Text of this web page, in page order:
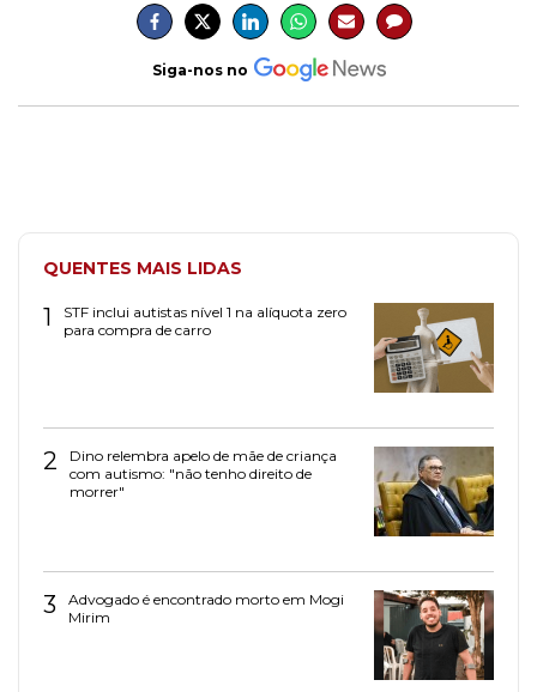
Siga-nos no
QUENTES MAIS LIDAS
1
STF inclui autistas nível 1 na alíquota zero
para compra de carro
2
Dino relembra apelo de mãe de criança
com autismo: "não tenho direito de
morrer"
3
Advogado é encontrado morto em Mogi
Mirim